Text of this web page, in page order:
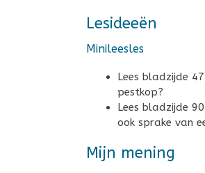
Lesideeën
Minileesles
Lees bladzijde
pestkop?
Lees bladzijde
ook sprake van
Mijn mening